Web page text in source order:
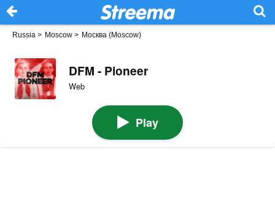
Russia > Moscow > Москва (Moscow)
DFM - Pioneer
Web
Play